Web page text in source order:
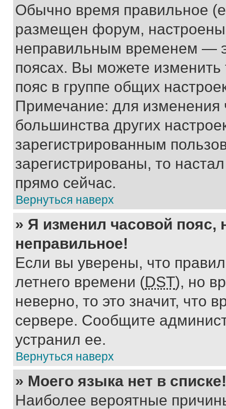
Обычно время правильное
размещен форум, настроены
неправильным временем —
поясах. Вы можете изменить
пояс в группе общих
Примечание: для изменения
большинства других
зарегистрированным
зарегистрированы, то
прямо сейчас.
Вернуться наверх
» Я изменил часовой пояс,
неправильное!
Если вы уверены, что
летнего времени (DST), но
неверно, то это значит, что
сервере. Сообщите
устранил ее.
Вернуться наверх
» Моего языка нет в списке!
Наиболее вероятные